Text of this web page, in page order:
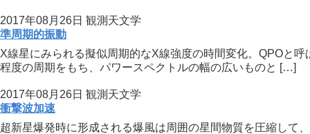
2017年08月26日 観測天文学
準周期的振動
X線星にみられる擬似周期的なX線強度の時間変化。QPOと
程度の周期をもち、パワースペクトルの幅の広いものと […]
2017年08月26日 観測天文学
衝撃波加速
超新星爆発時に形成される爆風は周囲の星間物質を圧縮して